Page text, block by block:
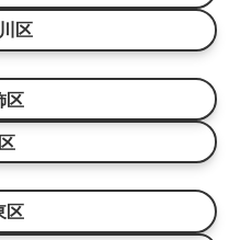
区
区
区